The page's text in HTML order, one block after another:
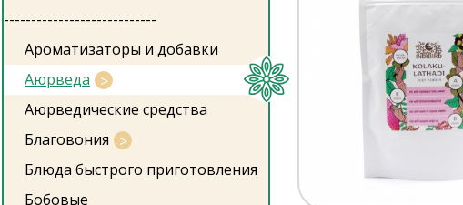
----------------------------
Ароматизаторы и добавки
Аюрведа
Аюрведические средства
Благовония
Блюда быстрого приготовления
Бобовые